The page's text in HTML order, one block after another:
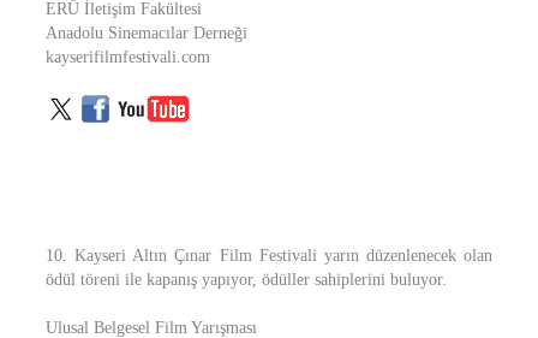
ERÜ İletişim Fakültesi
Anadolu Sinemacılar Derneği
kayserifilmfestivali.com
10. Kayseri Altın Çınar Film Festivali yarın düzenlenecek olan
ödül töreni ile kapanış yapıyor, ödüller sahiplerini buluyor.
Ulusal Belgesel Film Yarışması